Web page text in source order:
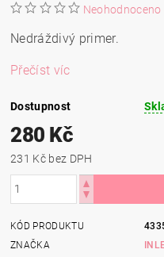
Neohodnoceno
Nedráždivý primer.
Přečíst víc
Dostupnost
280 Kč
231 Kč bez DPH
KÓD PRODUKTU
ZNAČKA